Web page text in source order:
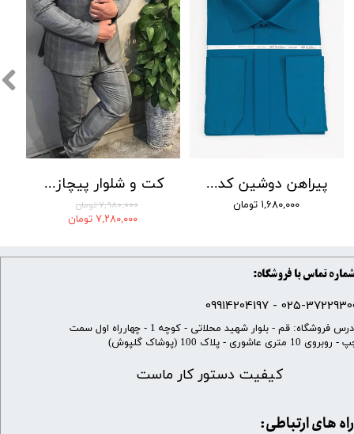
کت و شلوار پیچازی بردان رنگ 001
۷,۹۸۰,۰۰۰ تومان
۷,۲۸۰,۰۰۰ تومان
پیراهن دوشین کد 22
۱,۶۸۰,۰۰۰ تومان
شماره تماس با فروشگاه:
025-37229300 -
کیفیت دستور کار ماست
​آدرس فروشگاه: قم - بلوار شهید محلاتی - کوچه 1 - چهارراه اول سمت
10 متری عاشوری - پلاک 100 (پوشاک گلپوش)
​​راه های ارتباطی: